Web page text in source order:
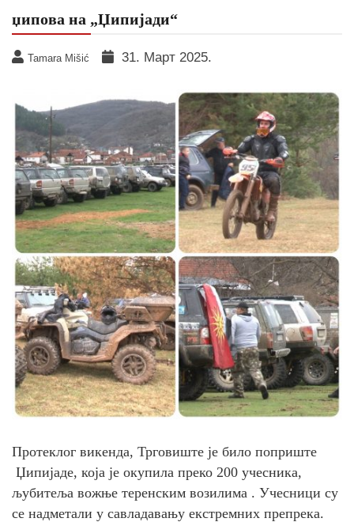
џипова на „Џипијади“
Tamara Mišić 31. Март 2025.
Протеклог викенда, Трговиште је било поприште
Џипијаде, која је окупила преко 200 учесника,
љубитеља вожње теренским возилима . Учесници су
се надметали у савладавању екстремних препрека.